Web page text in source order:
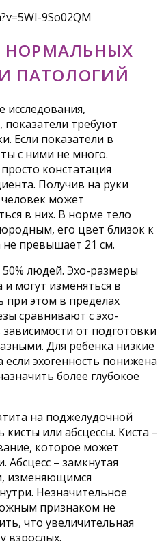
9So02QM
НОРМАЛЬНЫХ
ПАТОЛОГИЙ
исследования,
требуют
Если показатели в
с ними не много.
констатация
Получив на руки
человек может
в них. В норме тело
его цвет близок к
превышает 21 см.
людей. Эхо-размеры
и могут изменяться в
при этом в пределах
сравнивают с эхо-
от подготовки
Для ребенка низкие
эхогенность понижена
более глубокое
на поджелудочной
или абсцессы. Киста –
которое может
Абсцесс – замкнутая
изменяющимся
Незначительное
признаком не
что увеличительная
взрослых.